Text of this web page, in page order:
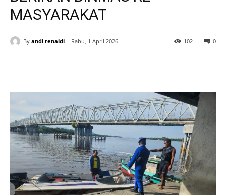
MASYARAKAT
By andi renaldi Rabu, 1 April 2026 0
102